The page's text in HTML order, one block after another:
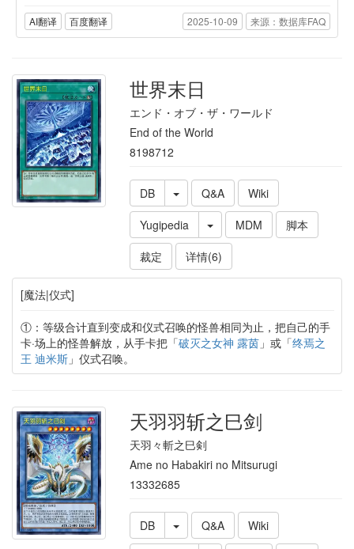
AI翻译 百度翻译 2025-10-09 来源：数据库FAQ
世界末日
エンド・オブ・ザ・ワールド
End of the World
8198712
DB Q&A
Wiki
Yugipedia
MDM
脚本
裁定
详情(6)
[魔法|仪式]
①：等级合计直到变成和仪式召唤的怪兽相同为止，把自己的手
卡·场上的怪兽解放，从手卡把「破灭之女神 露茵」或「终焉之
王 迪米斯」仪式召唤。
天羽羽斩之巳剑
天羽々斬之巳剣
Ame no Habakiri no Mitsurugi
13332685
DB Q&A
Wiki